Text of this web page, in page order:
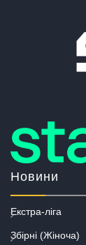
Новини
Екстра-ліга
Збірні (Жіноча)